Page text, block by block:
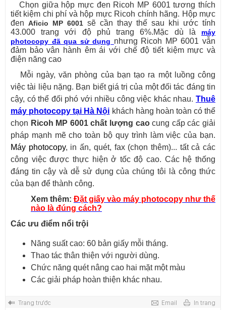
Chọn giữa hộp mực đen Ricoh MP 6001 tương thích
tiết kiệm chi phí và hộp mực Ricoh chính hãng. Hộp mực
đen Aficio MP 6001 sẽ cần thay thế sau khi ước tính
43.000 trang với độ phủ trang 6%.Mặc dù là máy
photocopy đã qua sử dụng nhưng Ricoh MP 6001 vẫn
đảm bảo vân hành êm ái với chế độ tiết kiệm mực và
điện năng cao
Mỗi ngày, văn phòng của bạn tạo ra một luồng công
việc tài liệu nặng. Bạn biết giá trị của một đối tác đáng tin
cậy, có thể đối phó với nhiều công việc khác nhau. Thuê
máy photocopy tại Hà Nội khách hàng hoàn toàn có thể
chọn Ricoh MP 6001 chất lượng caocung cấp các giải
pháp mạnh mẽ cho toàn bộ quy trình làm việc của bạn.
Máy photocopy, in ấn, quét, fax (chọn thêm)... tất cả các
công việc được thực hiện ở tốc độ cao. Các hệ thống
đáng tin cậy và dễ sử dụng của chúng tôi là công thức
của bạn để thành công.
Xem thêm: Đặt giấy vào máy photocopy như thế
nào là đúng cách?
Các ưu điểm nổi trội
Năng suất cao: 60 bản giấy mỗi tháng.
Thao tác thân thiện với người dùng.
Chức năng quét nâng cao hai mặt một màu
Các giải pháp hoàn thiện khác nhau.
Trang trước Email In trang